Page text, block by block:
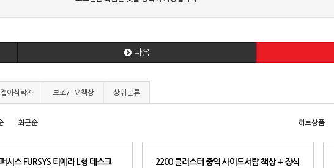
다음
이식탁자 보조/TM책상 상위분류
최근순 히트상품
시스 FURSYS 티에라 L형 데스크
2200 클러스터 중역 사이드서랍 책상 + 장식